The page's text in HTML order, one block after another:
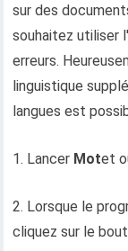
sur des
souhaitez utiliser
erreurs.
linguistique
langues est
1. Lancer Motet
2. Lorsque le
cliquez sur le